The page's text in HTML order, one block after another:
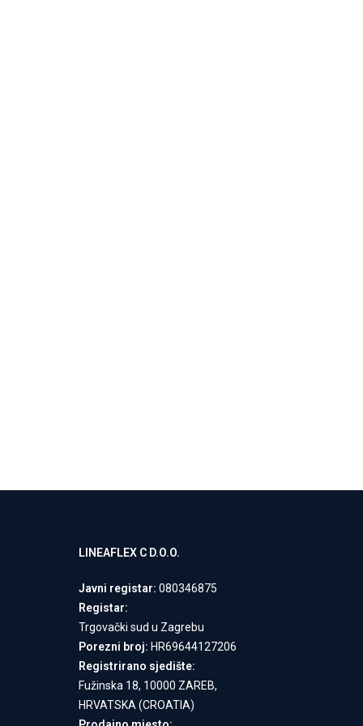
LINEAFLEX C D.O.O.
Javni registar: 080346875
Registar:
Trgovački sud u Zagrebu
Porezni broj: HR69644127206
Registrirano sjedište:
Fužinska 18, 10000 ZAREB,
HRVATSKA (CROATIA)